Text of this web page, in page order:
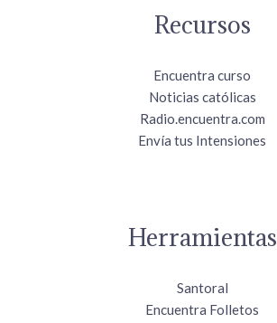
Recursos
Encuentra curso
Noticias católicas
Radio.encuentra.com
Envía tus Intensiones
Herramientas
Santoral
Encuentra Folletos